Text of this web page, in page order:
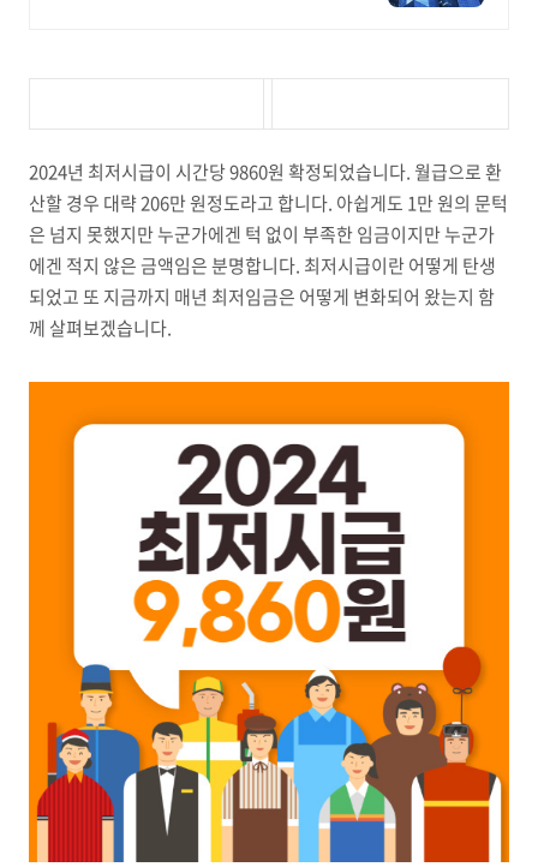
2024년 최저시급이 시간당 9860원 확정되었습니다. 월급으로 환
산할 경우 대략 206만 원정도라고 합니다. 아쉽게도 1만 원의 문턱
은 넘지 못했지만 누군가에겐 턱 없이 부족한 임금이지만 누군가
에겐 적지 않은 금액임은 분명합니다. 최저시급이란 어떻게 탄생
되었고 또 지금까지 매년 최저임금은 어떻게 변화되어 왔는지 함
께 살펴보겠습니다.